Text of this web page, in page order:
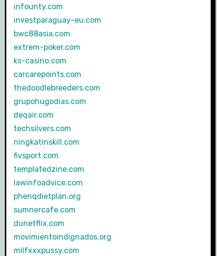
infounty.com
investparaguay-eu.com
bwc88asia.com
extrem-poker.com
ks-casino.com
carcarepoints.com
thedoodlebreeders.com
grupohugodias.com
deqair.com
techsilvers.com
ningkatinskill.com
fivsport.com
templatedzine.com
lawinfoadvice.com
phenqdietplan.org
sumnercafe.com
dunetflix.com
movimientoindignados.org
milfxxxpussy.com